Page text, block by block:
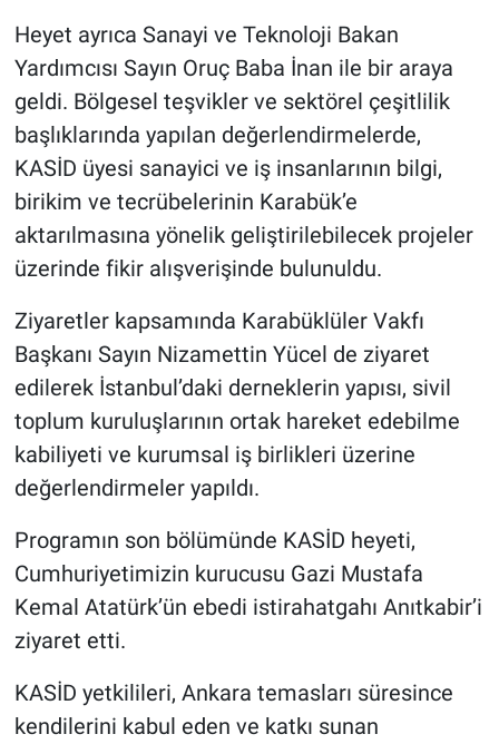
Heyet ayrıca Sanayi ve Teknoloji Bakan
Yardımcısı Sayın Oruç Baba İnan ile bir araya
geldi. Bölgesel teşvikler ve sektörel çeşitlilik
başlıklarında yapılan değerlendirmelerde,
KASİD üyesi sanayici ve iş insanlarının bilgi,
birikim ve tecrübelerinin Karabük’e
aktarılmasına yönelik geliştirilebilecek projeler
üzerinde fikir alışverişinde bulunuldu.
Ziyaretler kapsamında Karabüklüler Vakfı
Başkanı Sayın Nizamettin Yücel de ziyaret
edilerek İstanbul’daki derneklerin yapısı, sivil
toplum kuruluşlarının ortak hareket edebilme
kabiliyeti ve kurumsal iş birlikleri üzerine
değerlendirmeler yapıldı.
Programın son bölümünde KASİD heyeti,
Cumhuriyetimizin kurucusu Gazi Mustafa
Kemal Atatürk’ün ebedi istirahatgahı Anıtkabir’i
ziyaret etti.
KASİD yetkilileri, Ankara temasları süresince
kendilerini kabul eden ve katkı sunan